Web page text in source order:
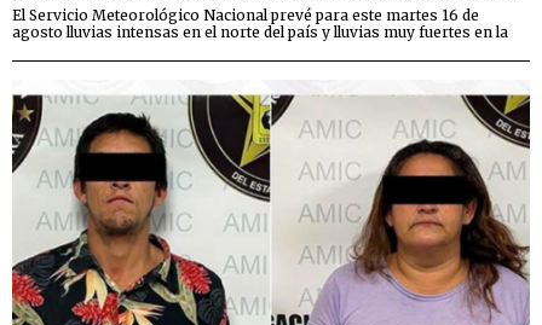
El Servicio Meteorológico Nacional prevé para este martes 16 de
agosto lluvias intensas en el norte del país y lluvias muy fuertes en la